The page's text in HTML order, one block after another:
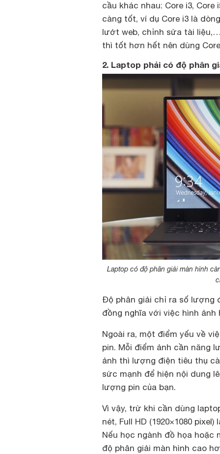
cầu khác nhau: Core i3,
càng tốt, ví dụ Core i3 là
lướt web, chỉnh sửa tài
thì tốt hơn hết nên dùng
2. Laptop phải có độ phân
Laptop có độ phân giải màn hình
Độ phân giải chỉ ra số lượng
đồng nghĩa với việc hình
Ngoài ra, một điểm yếu về
pin. Mỗi điểm ảnh cần năng
ảnh thì lượng điện tiêu thụ
sức mạnh để hiện nội dung
lượng pin của bạn.
Vì vậy, trừ khi cần dùng
nét, Full HD (1920×1080
Nếu học ngành đồ họa hoặc
độ phân giải màn hình cao